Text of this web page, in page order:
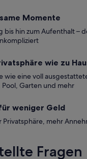
Momente
bis hin zum Aufenthalt –
wie zu
wie eine voll
Pool, Garten und mehr
weniger Geld
Privatsphäre, mehr
Fragen